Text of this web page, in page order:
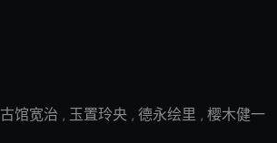
古馆宽治 , 玉置玲央 , 德永绘里 , 樱木健一